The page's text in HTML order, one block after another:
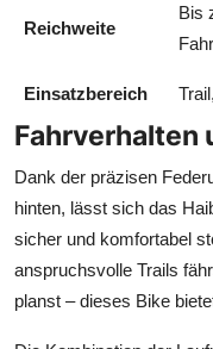
Reichweite
Bis
Einsatzbereich
Fahrverhalten
Dank der präzisen
hinten, lässt sich das
sicher und komfortabel
anspruchsvolle Trails
planst – dieses Bike